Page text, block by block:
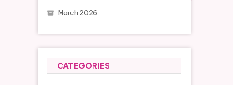
March 2026
CATEGORIES